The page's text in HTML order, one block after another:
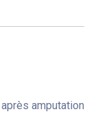
après amputation